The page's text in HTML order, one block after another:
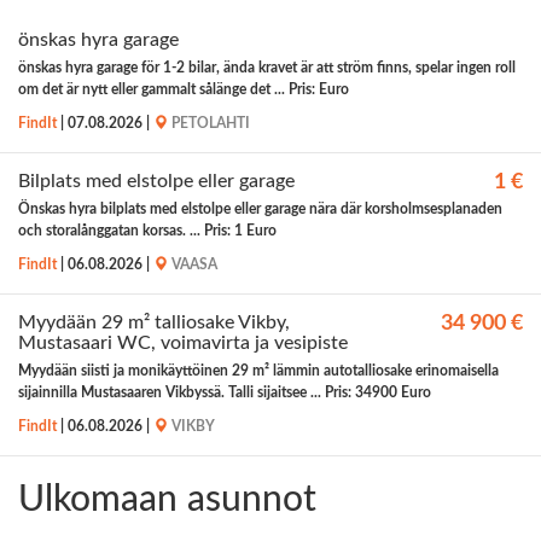
önskas hyra garage
önskas hyra garage för 1-2 bilar, ända kravet är att ström finns, spelar ingen roll
om det är nytt eller gammalt sålänge det ... Pris: Euro
FindIt| 07.08.2026 PETOLAHTI
Bilplats med elstolpe eller garage 1 €
Önskas hyra bilplats med elstolpe eller garage nära där korsholmsesplanaden
och storalånggatan korsas. ... Pris: 1 Euro
FindIt| 06.08.2026 VAASA
Myydään 29 m² talliosake Vikby,
Mustasaari WC, voimavirta ja vesipiste
34 900 €
Myydään siisti ja monikäyttöinen 29 m² lämmin autotalliosake erinomaisella
sijainnilla Mustasaaren Vikbyssä. Talli sijaitsee ... Pris: 34900 Euro
FindIt| 06.08.2026 VIKBY
Ulkomaan asunnot